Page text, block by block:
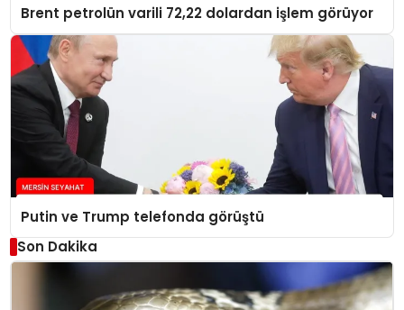
Brent petrolün varili 72,22 dolardan işlem görüyor
Putin ve Trump telefonda görüştü
Son Dakika